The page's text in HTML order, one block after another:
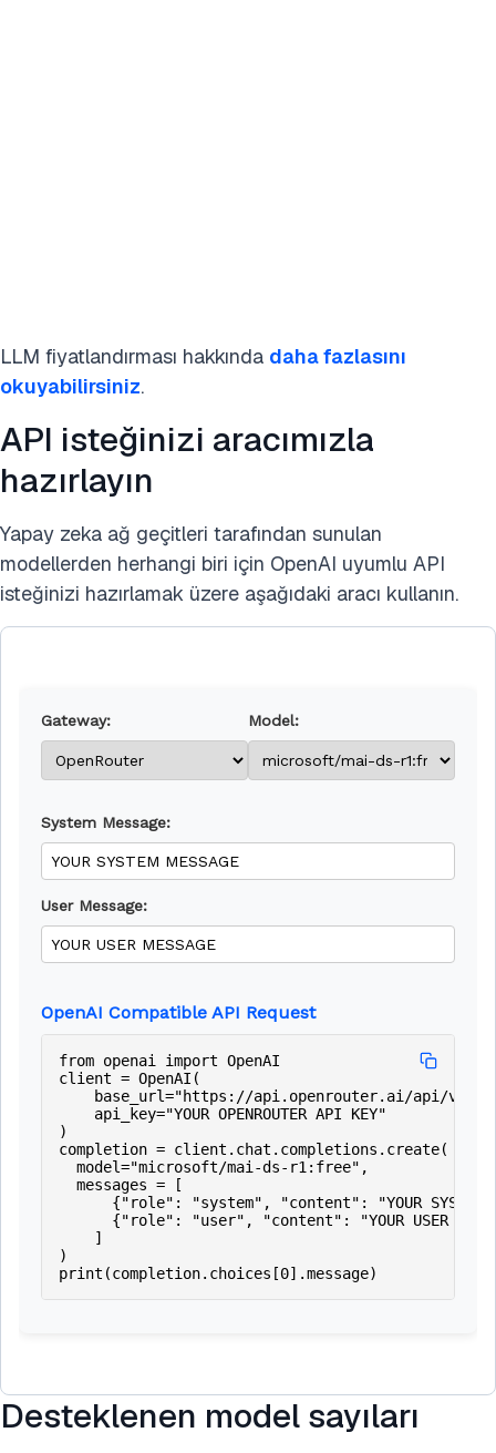
LLM fiyatlandırması hakkında daha fazlasını
okuyabilirsiniz.
API isteğinizi aracımızla
hazırlayın
Yapay zeka ağ geçitleri tarafından sunulan
modellerden herhangi biri için OpenAI uyumlu API
isteğinizi hazırlamak üzere aşağıdaki aracı kullanın.
Desteklenen model sayıları